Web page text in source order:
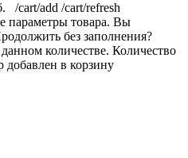
/cart/add /cart/refresh
параметры товара. Вы
без заполнения?
количестве. Количество
добавлен в корзину